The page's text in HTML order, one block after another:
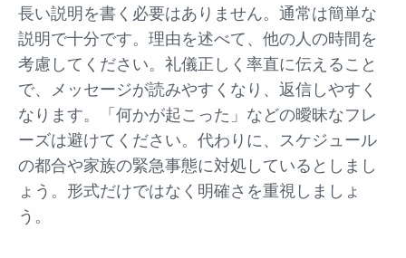
長い説明を書く必要はありません。通常は簡単な
説明で十分です。理由を述べて、他の人の時間を
考慮してください。礼儀正しく率直に伝えること
で、メッセージが読みやすくなり、返信しやすく
なります。「何かが起こった」などの曖昧なフレ
ーズは避けてください。代わりに、スケジュール
の都合や家族の緊急事態に対処しているとしまし
ょう。形式だけではなく明確さを重視しましょ
う。